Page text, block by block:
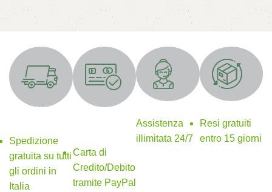
SPEDIZIONE
Spedizione
gratuita su tutti
gli ordini in
Italia
Metodi di
Carta di
Credito/Debito
tramite PayPal
Supporto 24/7
Assistenza
illimitata 24/7
Resi gratuiti
Resi gratuiti
entro 15 giorni